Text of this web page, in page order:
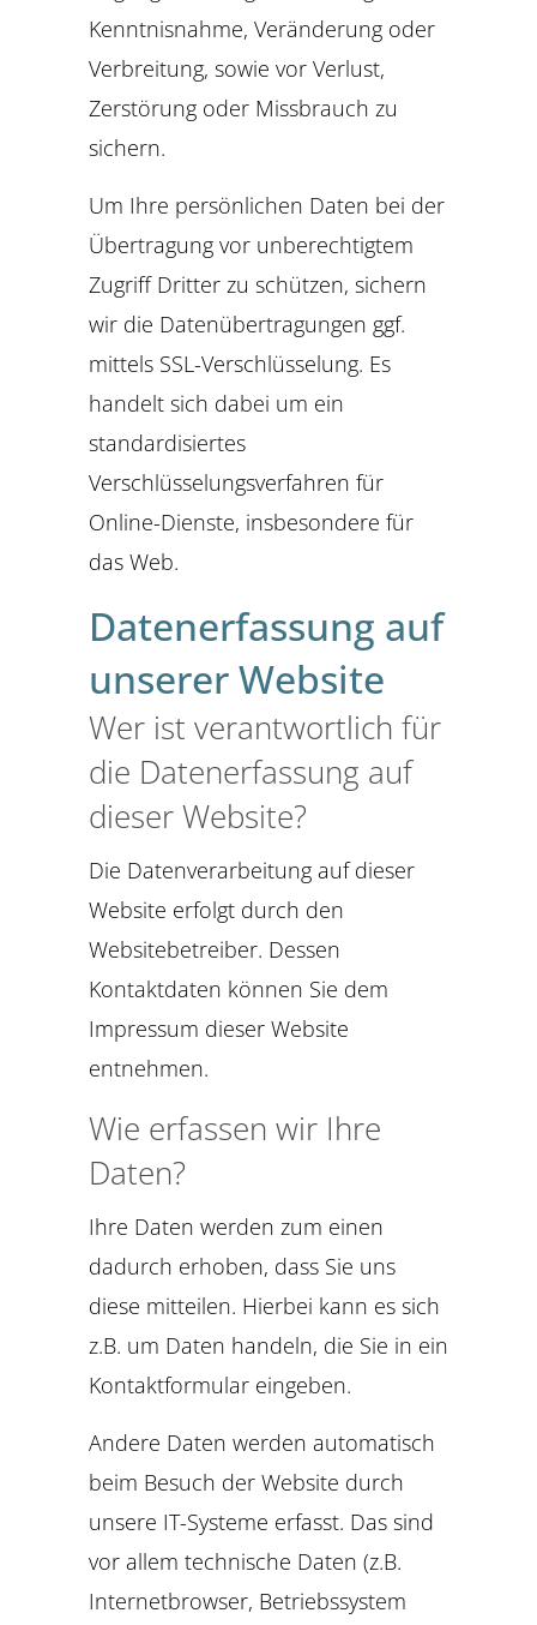
Kenntnisnahme, Veränderung oder
Verbreitung, sowie vor Verlust,
Zerstörung oder Missbrauch zu
sichern.
Um Ihre persönlichen Daten bei der
Übertragung vor unberechtigtem
Zugriff Dritter zu schützen, sichern
wir die Datenübertragungen ggf.
mittels SSL-Verschlüsselung. Es
handelt sich dabei um ein
standardisiertes
Verschlüsselungsverfahren für
Online-Dienste, insbesondere für
das Web.
Datenerfassung auf
unserer Website
Wer ist verantwortlich für
die Datenerfassung auf
dieser Website?
Die Datenverarbeitung auf dieser
Website erfolgt durch den
Websitebetreiber. Dessen
Kontaktdaten können Sie dem
Impressum dieser Website
entnehmen.
Wie erfassen wir Ihre
Daten?
Ihre Daten werden zum einen
dadurch erhoben, dass Sie uns
diese mitteilen. Hierbei kann es sich
z.B. um Daten handeln, die Sie in ein
Kontaktformular eingeben.
Andere Daten werden automatisch
beim Besuch der Website durch
unsere IT-Systeme erfasst. Das sind
vor allem technische Daten (z.B.
Internetbrowser, Betriebssystem